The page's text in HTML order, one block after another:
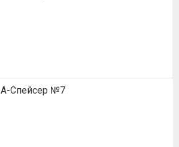
А-Спейсер №7